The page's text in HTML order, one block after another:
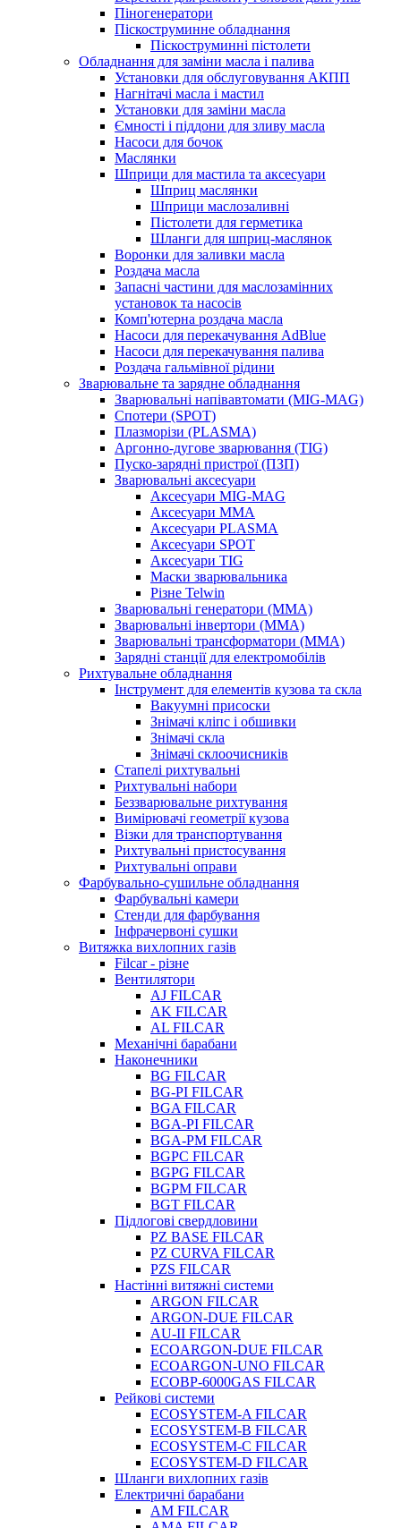
Піногенератори
Піскоструминне обладнання
Піскоструминні пістолети
Обладнання для заміни масла і палива
Установки для обслуговування АКПП
Нагнітачі масла і мастил
Установки для заміни масла
Ємності і піддони для зливу масла
Насоси для бочок
Маслянки
Шприци для мастила та аксесуари
Шприц маслянки
Шприци маслозаливні
Пістолети для герметика
Шланги для шприц-маслянок
Воронки для заливки масла
Роздача масла
Запасні частини для маслозамінних
установок та насосів
Комп'ютерна роздача масла
Насоси для перекачування AdBlue
Насоси для перекачування палива
Роздача гальмівної рідини
Зварювальне та зарядне обладнання
Зварювальні напівавтомати (MIG-MAG)
Спотери (SPOT)
Плазморізи (PLASMA)
Аргонно-дугове зварювання (TIG)
Пуско-зарядні пристрої (ПЗП)
Зварювальні аксесуари
Аксесуари MIG-MAG
Аксесуари MMA
Аксесуари PLASMA
Аксесуари SPOT
Аксесуари TIG
Маски зварювальника
Різне Telwin
Зварювальні генератори (MMA)
Зварювальні інвертори (MMA)
Зварювальні трансформатори (MMA)
Зарядні станції для електромобілів
Рихтувальне обладнання
Інструмент для елементів кузова та скла
Вакуумні присоски
Знімачі кліпс і обшивки
Знімачі скла
Знімачі склоочисників
Стапелі рихтувальні
Рихтувальні набори
Беззварювальне рихтування
Вимірювачі геометрії кузова
Візки для транспортування
Рихтувальні пристосування
Рихтувальні оправи
Фарбувально-сушильне обладнання
Фарбувальні камери
Стенди для фарбування
Інфрачервоні сушки
Витяжка вихлопних газів
Filcar - різне
Вентилятори
AJ FILCAR
AK FILCAR
AL FILCAR
Механічні барабани
Наконечники
BG FILCAR
BG-PI FILCAR
BGA FILCAR
BGA-PI FILCAR
BGA-PM FILCAR
BGPC FILCAR
BGPG FILCAR
BGPM FILCAR
BGT FILCAR
Підлогові свердловини
PZ BASE FILCAR
PZ CURVA FILCAR
PZS FILCAR
Настінні витяжні системи
ARGON FILCAR
ARGON-DUE FILCAR
AU-II FILCAR
ECOARGON-DUE FILCAR
ECOARGON-UNO FILCAR
ECOBP-6000GAS FILCAR
Рейкові системи
ECOSYSTEM-A FILCAR
ECOSYSTEM-B FILCAR
ECOSYSTEM-C FILCAR
ECOSYSTEM-D FILCAR
Шланги вихлопних газів
Електричні барабани
AM FILCAR